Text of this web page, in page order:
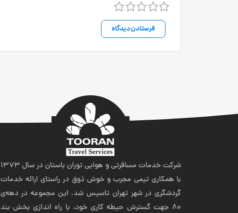
4 3 2 1
شرکت خدمات مسافرتی و هوایی توران باستان در سال 1373
با همکاری تیمی مجرب و خوش ذوق در راستای ارائه خدمات
گردشگری در شهر تهران تاسیس شد. این مجموعه در دهه‌ی
80 جهت گسترش حیطه کاری خود، با راه اندازی بخش بند